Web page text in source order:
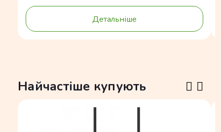
Детальніше
Найчастіше купують